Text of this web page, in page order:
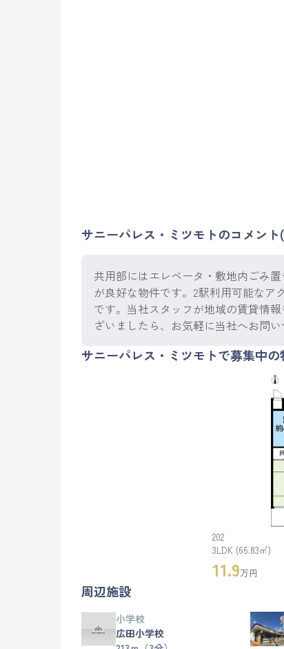
サニーパレス・ミツモトのコメン
共用部にはエレベータ・敷地内ごみ
が良好な物件です。2駅利用可能なア
です。当社スタッフが地域の賃貸情
ざいましたら、お気軽に当社へお問い
サニーパレス・ミツモトで募集中の
202
3LDK (66.83㎡)
11.9万円
周辺施設
小学校
広田小学校